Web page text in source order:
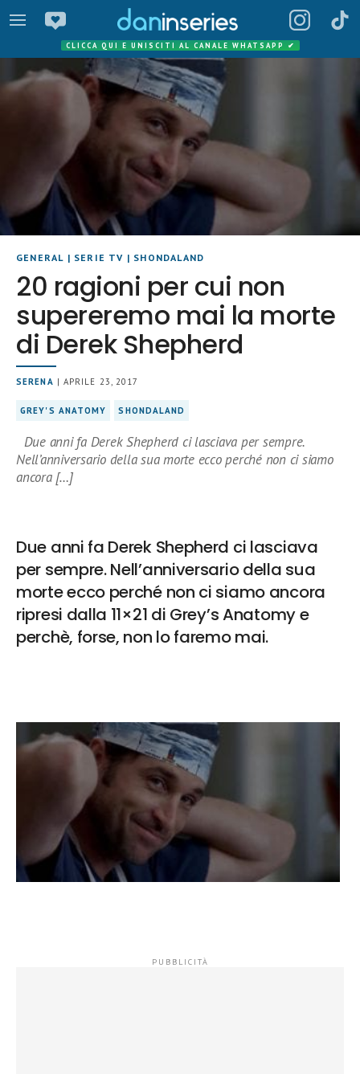
CLICCA QUI E UNISCITI AL CANALE WHATSAPP ✔
GENERAL | SERIE TV | SHONDALAND
20 ragioni per cui non
supereremo mai la morte
di Derek Shepherd
SERENA | APRILE 23, 2017
GREY'S ANATOMY SHONDALAND
Due anni fa Derek Shepherd ci lasciava per sempre.
Nell’anniversario della sua morte ecco perché non ci siamo
ancora […]
Due anni fa Derek Shepherd ci lasciava
per sempre. Nell’anniversario della sua
morte ecco perché non ci siamo ancora
ripresi dalla 11×21 di Grey’s Anatomy e
perchè, forse, non lo faremo mai.